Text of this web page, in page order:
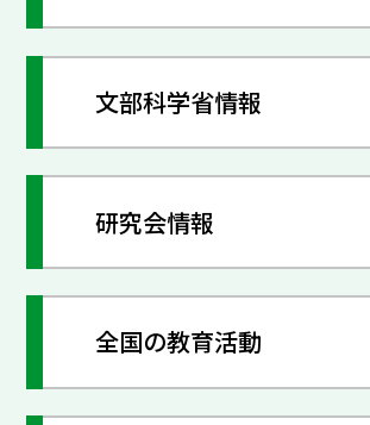
文部科学省情報
研究会情報
全国の教育活動